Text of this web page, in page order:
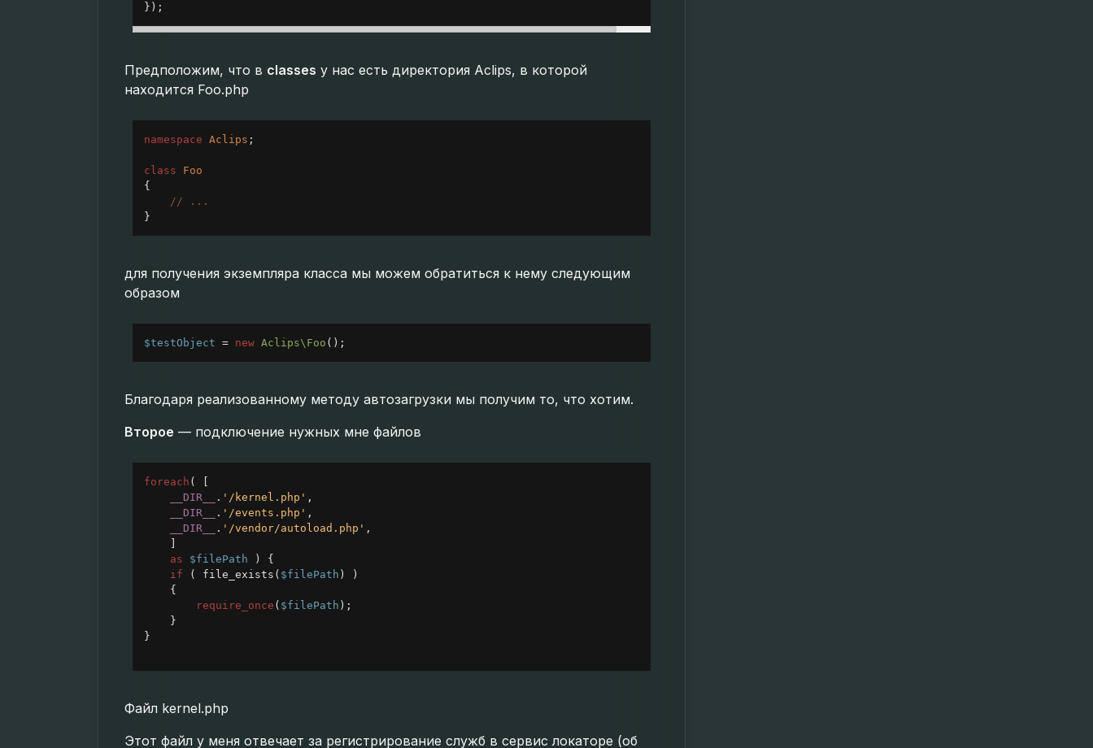
});
Предположим, что в classes у нас есть директория Aclips, в которой
находится Foo.php
namespace Aclips ;
class
Foo
{
// ...
}
для получения экземпляра класса мы можем обратиться к нему следующим
образом
$testObject = new Aclips\Foo ();
Благодаря реализованному методу автозагрузки мы получим то, что хотим.
Второе — подключение нужных мне файлов
foreach ( [
__DIR__
. '/kernel.php' ,
__DIR__
. '/events.php' ,
__DIR__
. '/vendor/autoload.php' ,
as
$filePath ) {
if ( file_exists ( $filePath ) )
{
require_once ( $filePath );
}
}
Файл kernel.php
Этот файл у меня отвечает за регистрирование служб в сервис локаторе (об